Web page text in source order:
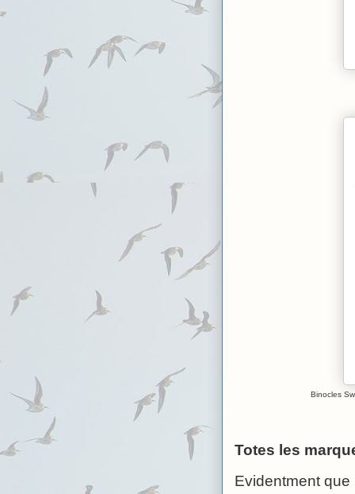
Binocles
Totes les
Evidentment